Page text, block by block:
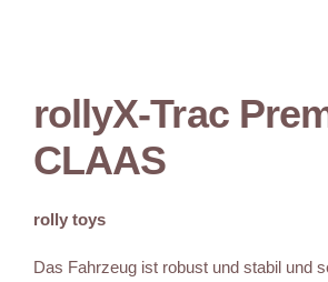
rollyX-Trac
CLAAS
rolly toys
Das Fahrzeug ist robust und stabil und